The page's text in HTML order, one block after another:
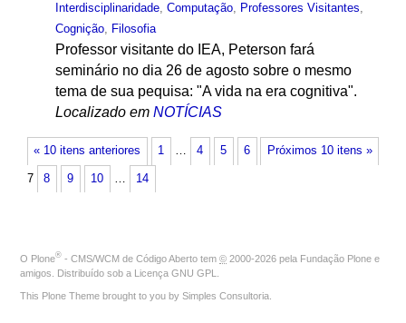
Interdisciplinaridade, Computação, Professores Visitantes,
Cognição, Filosofia
Professor visitante do IEA, Peterson fará
seminário no dia 26 de agosto sobre o mesmo
tema de sua pequisa: "A vida na era cognitiva".
Localizado em NOTÍCIAS
« 10 itens anteriores Próximos 10 itens »
1 … 4 5 6
7 8 9 10 … 14
O Plone® - CMS/WCM de Código Aberto tem © 2000-2026 pela Fundação Plone e
amigos. Distribuído sob a Licença GNU GPL
This Plone Theme brought to you by Simples Consultoria